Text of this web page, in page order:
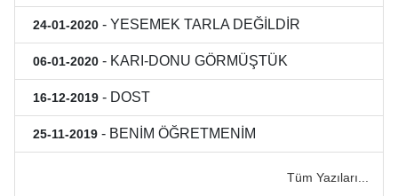
24-01-2020 - YESEMEK TARLA DEĞİLDİR
06-01-2020 - KARI-DONU GÖRMÜŞTÜK
16-12-2019 - DOST
25-11-2019 - BENİM ÖĞRETMENİM
Tüm Yazıları...